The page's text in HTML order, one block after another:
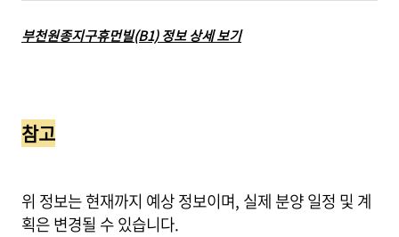
부천원종지구휴먼빌(B1) 정보 상세 보기
참고
위 정보는 현재까지 예상 정보이며, 실제 분양 일정 및 계
획은 변경될 수 있습니다.